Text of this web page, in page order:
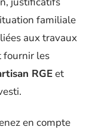
familiale
aux travaux
fournir les
RGEet
en compte